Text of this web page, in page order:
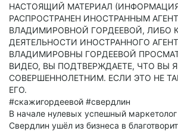
НАСТОЯЩИЙ МАТЕРИАЛ
РАСПРОСТРАНЕН ИНОСТРАННЫМ
ВЛАДИМИРОВНОЙ ГОРДЕЕВОЙ, ЛИБО
ДЕЯТЕЛЬНОСТИ ИНОСТРАННОГО
ВЛАДИМИРОВНЫ ГОРДЕЕВОЙ
ВИДЕО, ВЫ ПОДТВЕРЖДАЕТЕ, ЧТО ВЫ
СОВЕРШЕННОЛЕТНИМ. ЕСЛИ ЭТО НЕ
ЕГО.
#скажигордеевой #свердлин
В начале нулевых успешный маркетолог
Свердлин ушёл из бизнеса в